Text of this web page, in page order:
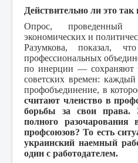
Действительно ли это так
Опрос, проведенный
экономических и
Разумкова, показал,
профессиональных
по инерции — сохраняют
советских времен:
профобъединение, в
считают членство в
борьбы за свои права.
полного разочарования
профсоюзов? То есть
украинский наемный
один с работодателем.